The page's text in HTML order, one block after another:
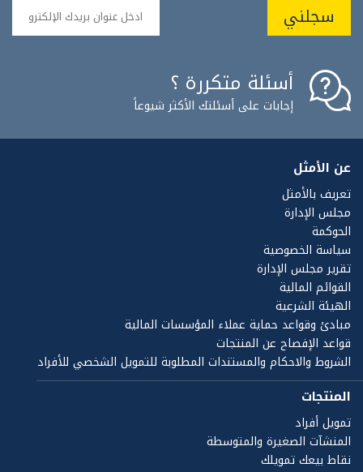
سجلني
أسئلة متكررة ؟
إجابات على أسئلتك الأكثر شيوعاً
عن الأمثل
تعريف بالأمثل
مجلس الإدارة
الحوكمة
سياسة الخصوصية
تقرير مجلس الإدارة
القوائم المالية
الهيئة الشرعية
مبادئ وقواعد حماية عملاء المؤسسات المالية
قواعد الإفصاح عن المنتجات
الشروط والاحكام والمستندات المطلوبة للتمويل الشخصي للأفراد
المنتجات
تمويل أفراد
المنشآت الصغيرة والمتوسطة
نقاط بيعك تمويلك